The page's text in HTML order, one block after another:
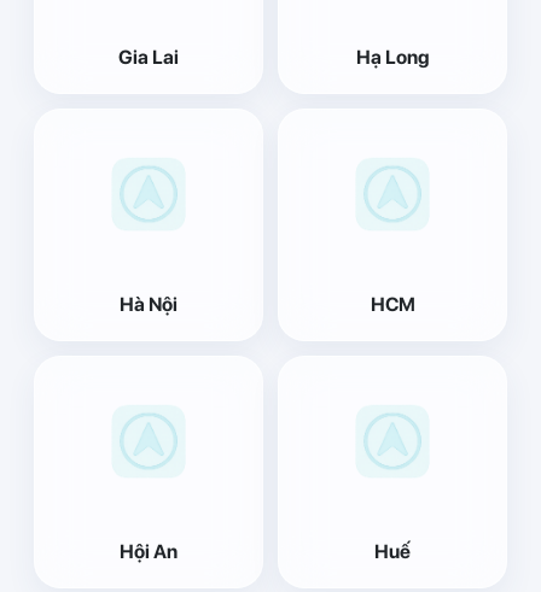
Gia Lai Hạ Long
Hà Nội HCM
Hội An Huế